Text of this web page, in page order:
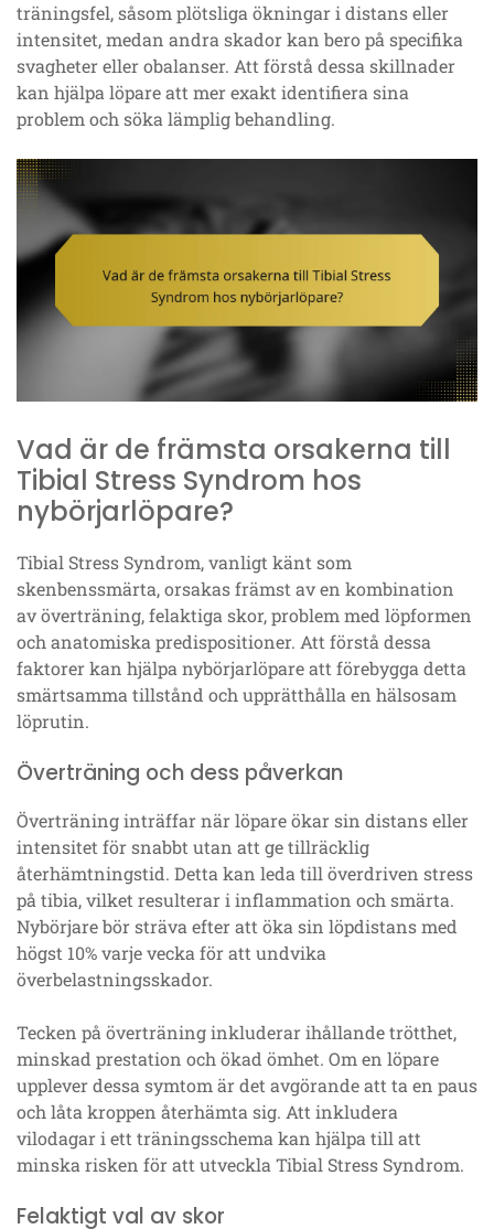
träningsfel, såsom plötsliga ökningar i distans eller
intensitet, medan andra skador kan bero på specifika
svagheter eller obalanser. Att förstå dessa skillnader
kan hjälpa löpare att mer exakt identifiera sina
problem och söka lämplig behandling.
Vad är de främsta orsakerna till
Tibial Stress Syndrom hos
nybörjarlöpare?
Tibial Stress Syndrom, vanligt känt som
skenbenssmärta, orsakas främst av en kombination
av överträning, felaktiga skor, problem med löpformen
och anatomiska predispositioner. Att förstå dessa
faktorer kan hjälpa nybörjarlöpare att förebygga detta
smärtsamma tillstånd och upprätthålla en hälsosam
löprutin.
Överträning och dess påverkan
Överträning inträffar när löpare ökar sin distans eller
intensitet för snabbt utan att ge tillräcklig
återhämtningstid. Detta kan leda till överdriven stress
på tibia, vilket resulterar i inflammation och smärta.
Nybörjare bör sträva efter att öka sin löpdistans med
högst 10% varje vecka för att undvika
överbelastningsskador.
Tecken på överträning inkluderar ihållande trötthet,
minskad prestation och ökad ömhet. Om en löpare
upplever dessa symtom är det avgörande att ta en paus
och låta kroppen återhämta sig. Att inkludera
vilodagar i ett träningsschema kan hjälpa till att
minska risken för att utveckla Tibial Stress Syndrom.
Felaktigt val av skor